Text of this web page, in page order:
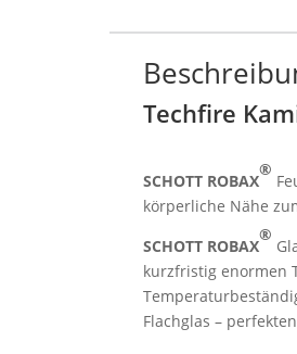
Techfire
SCHOTT ROBAX
®
körperliche Nähe
SCHOTT ROBAX
®
kurzfristig enormen
Flachglas –